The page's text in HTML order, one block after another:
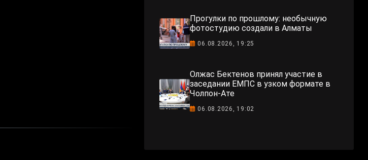
Прогулки по прошлому: необычную
фотостудию создали в Алматы
06.08.2026, 19:25
Олжас Бектенов принял участие в
заседании ЕМПС в узком формате в
Чолпон-Ате
06.08.2026, 19:02